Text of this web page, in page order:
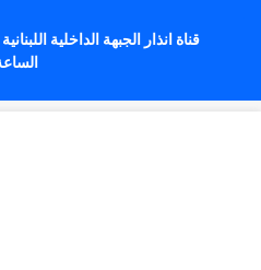
قناة انذار الجبهة الداخلية